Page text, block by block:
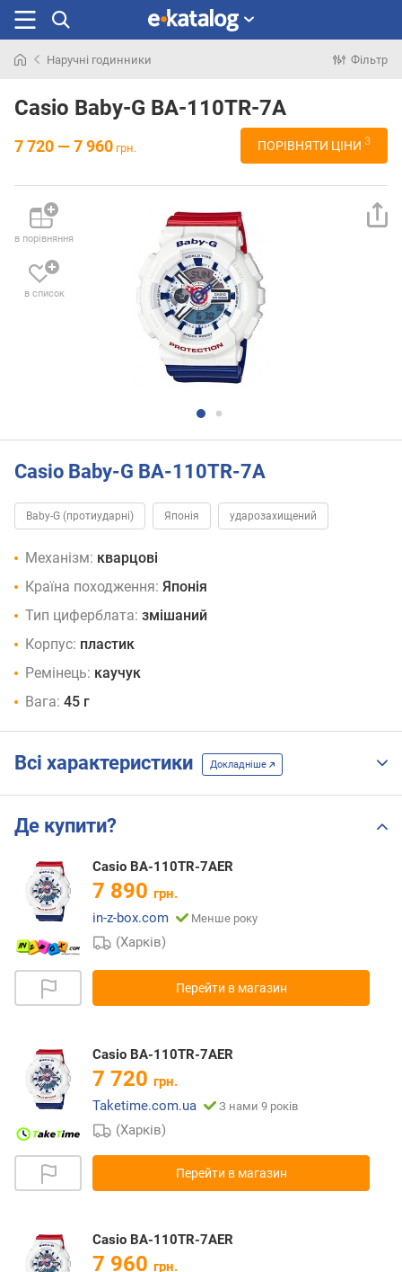
раніше
Наручні годинники Фільтр
Casio Baby-G BA-110TR-7A
7 720 — 7 960 грн. ПОРІВНЯТИ ЦІНИ 3
в порівняння
в список
Casio Baby-G BA-110TR-7A
Baby-G (протиударні) Японія ударозахищений
Механізм: кварцові
Країна походження: Японія
Тип циферблата: змішаний
Корпус: пластик
Ремінець: каучук
Вага: 45 г
Всі характеристики Докладніше
Де купити?
Casio BA-110TR-7AER
7 890 грн.
in-z-box.com
Менше року
(Харків)
Перейти в магазин
Casio BA-110TR-7AER
7 720 грн.
Taketime.com.ua
З нами 9 років
(Харків)
Перейти в магазин
Casio BA-110TR-7AER
7 960 грн.